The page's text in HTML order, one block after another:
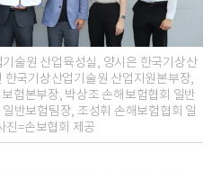
술원 산업육성실, 양시은 한국기상산
국기상산업기술원 산업지원본부장,
험본부장, 박상조 손해보험협회 일반
반보험팀장, 조성휘 손해보험협회 일
진=손보협회 제공